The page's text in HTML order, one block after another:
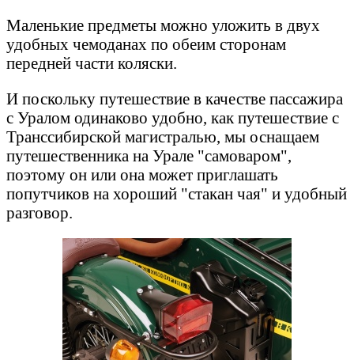
Маленькие предметы можно уложить в двух
удобных чемоданах по обеим сторонам
передней части коляски.
И поскольку путешествие в качестве пассажира
с Уралом одинаково удобно, как путешествие с
Транссибирской магистралью, мы оснащаем
путешественника на Урале "самоваром",
поэтому он или она может приглашать
попутчиков на хороший "стакан чая" и удобный
разговор.